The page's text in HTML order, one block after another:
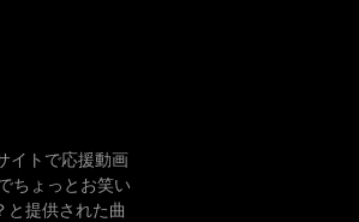
イトで応援動画
ちょっとお笑い
と提供された曲